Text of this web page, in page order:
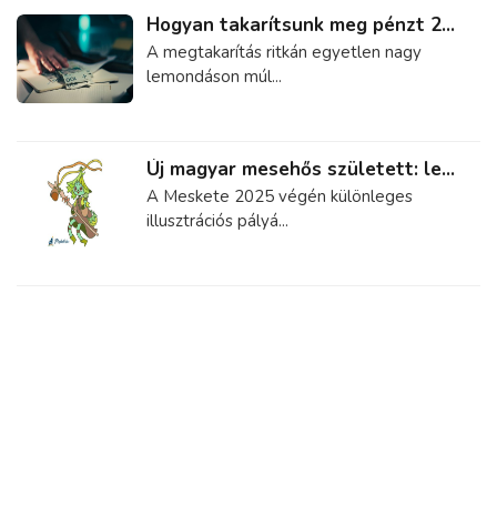
Hogyan takarítsunk meg pénzt 2...
A megtakarítás ritkán egyetlen nagy
lemondáson múl...
Új magyar mesehős született: le...
A Meskete 2025 végén különleges
illusztrációs pályá...